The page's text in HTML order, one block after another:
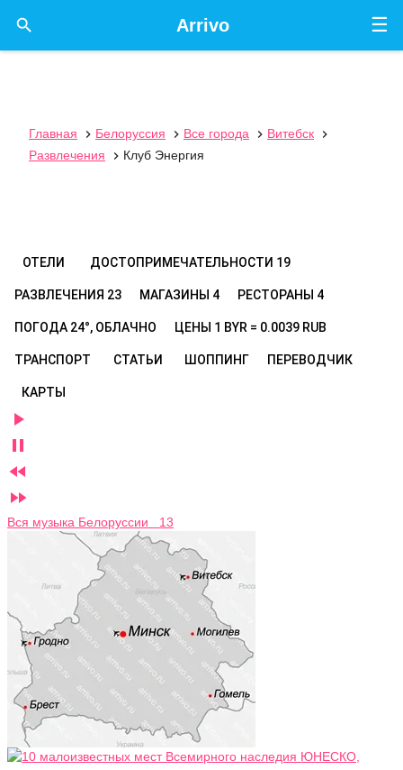
☰
Arrivo

Главная  Белоруссия  Все города  Витебск

Развлечения
 Клуб Энергия
ОТЕЛИ ДОСТОПРИМЕЧАТЕЛЬНОСТИ 19
РАЗВЛЕЧЕНИЯ 23 МАГАЗИНЫ 4 РЕСТОРАНЫ 4
ПОГОДА 24°, ОБЛАЧНО ЦЕНЫ 1 BYR = 0.0039 RUB
ТРАНСПОРТ СТАТЬИ ШОППИНГ ПЕРЕВОДЧИК
КАРТЫ




Вся музыка Белоруссии 13